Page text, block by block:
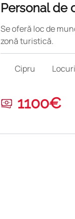
Personal de
Se oferă loc de
zonă turistică.
Cipru
1100€